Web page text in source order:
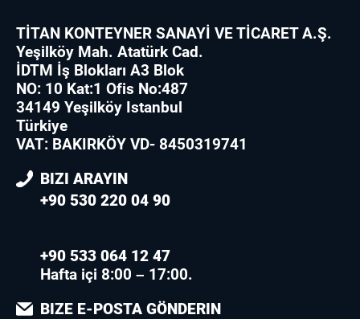
TİTAN KONTEYNER SANAYİ VE TİCARET A.Ş.
Yeşilköy Mah. Atatürk Cad.
İDTM İş Blokları A3 Blok
NO: 10 Kat:1 Ofis No:487
34149 Yeşilköy Istanbul
Türkiye
VAT: BAKIRKÖY VD- 8450319741
BIZI ARAYIN
+90 530 220 04 90
+90 533 064 12 47
Hafta içi 8:00 – 17:00.
BIZE E-POSTA GÖNDERIN